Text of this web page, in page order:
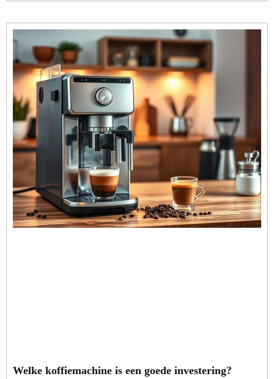
Welke koffiemachine is een goede investering?